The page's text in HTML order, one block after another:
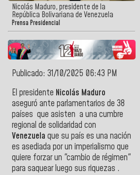
Nicolás Maduro, presidente de la
República Bolivariana de Venezuela
Prensa Presidencial
Publicado: 31/10/2025 06:43 PM
El presidente Nicolás Maduro
aseguró ante parlamentarios de 38
países que asisten a una cumbre
regional de solidaridad con
Venezuela que su país es una nación
es asediada por un imperialismo que
quiere forzar un "cambio de régimen"
para saquear luego sus riquezas .